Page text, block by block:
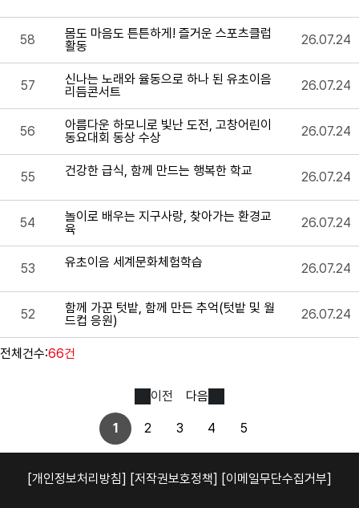
58
몸도 마음도 튼튼하게! 즐거운 스포츠클럽
활동
26.07.24
57
신나는 노래와 율동으로 하나 된 유초이음
리듬콘서트
26.07.24
56
아름다운 하모니로 빛난 도전, 고창어린이
동요대회 동상 수상
26.07.24
55 건강한 급식, 함께 만드는 행복한 학교 26.07.24
54
놀이로 배우는 지구사랑, 찾아가는 환경교
육
26.07.24
53 유초이음 세계문화체험학습 26.07.24
52
함께 가꾼 텃밭, 함께 만든 추억(텃밭 및 월
드컵 응원)
26.07.24
전체건수:66건
이전
1 2 3 4 5
다음
[개인정보처리방침] [저작권보호정책] [이메일무단수집거부]